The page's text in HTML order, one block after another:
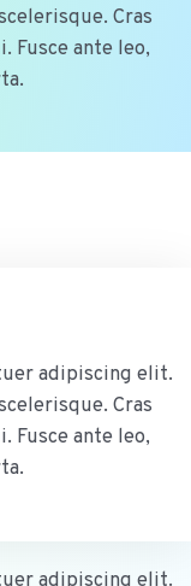
Cras
Fusce ante leo,
adipiscing elit.
Cras
Fusce ante leo,
adipiscing elit.